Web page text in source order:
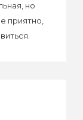
но
приятно,